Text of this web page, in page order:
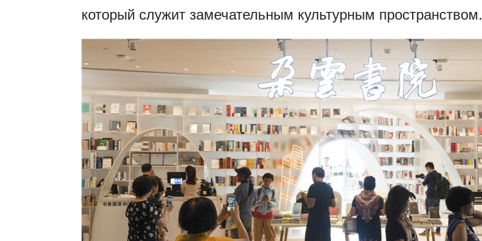
который служит замечательным культурным пространством.